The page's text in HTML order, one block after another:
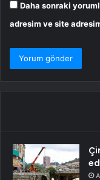
Daha sonraki
adresim ve site